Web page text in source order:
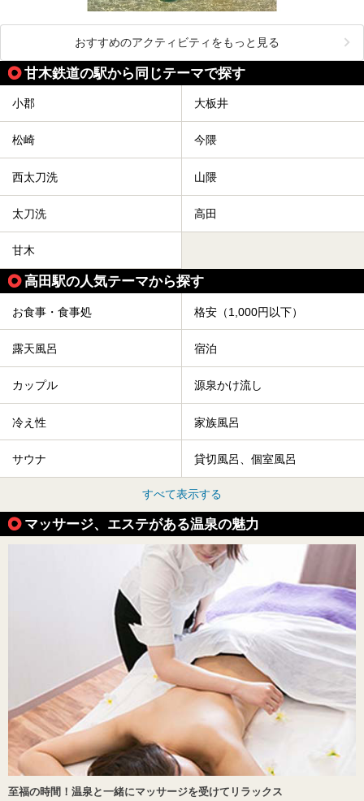
おすすめのアクティビティをもっと見る
甘木鉄道の駅から同じテーマで探す
小郡 大板井
松崎 今隈
西太刀洗 山隈
太刀洗 高田
甘木
高田駅の人気テーマから探す
お食事・食事処 格安（1,000円以下）
露天風呂 宿泊
カップル 源泉かけ流し
冷え性 家族風呂
サウナ 貸切風呂、個室風呂
すべて表示する
マッサージ、エステがある温泉の魅力
至福の時間！温泉と一緒にマッサージを受けてリラックス